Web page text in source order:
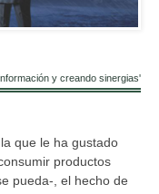
y creando sinergias'
que le ha gustado
productos
pueda-, el hecho de